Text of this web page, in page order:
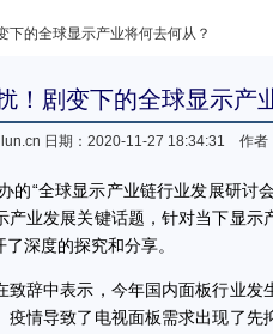
下的全球显示产业将何去何从？
！剧变下的全球显示产
日期：2020-11-27 18:34:31 作
“全球显示产业链行业发展研讨
产业发展关键话题，针对当下显示
深度的探究和分享。
辞中表示，今年国内面板行业发
疫情导致了电视面板需求出现了先